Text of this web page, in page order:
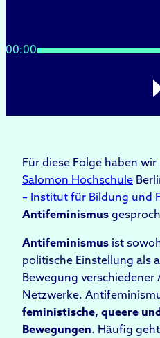
00:00
Für diese Folge haben
Salomon Hochschule
– Institut für Bildung und
Antifeminismus
Antifeminismus ist
politische Einstellung als
Bewegung verschiedener
Netzwerke.
feministische, queere
Bewegungen. Häufig